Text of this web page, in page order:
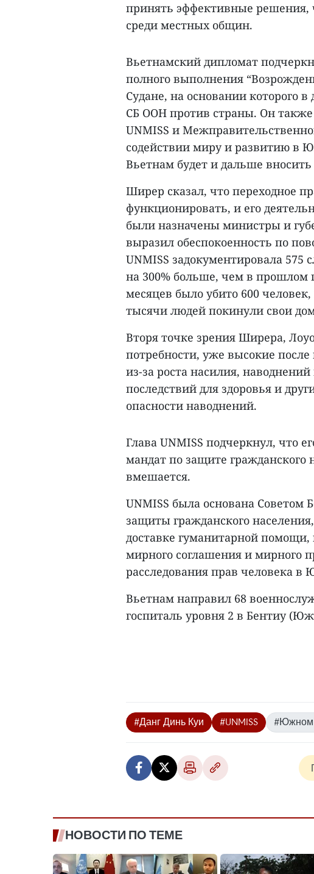
принять эффективные
среди местных общин.
Вьетнамский дипломат
полного выполнения
Судане, на основании которого
СБ ООН против страны. Он
UNMISS и
содействии миру и развитию в
Вьетнам будет и дальше вносить
Ширер сказал, что переходное
функционировать, и его
были назначены министры и
выразил обеспокоенность по
UNMISS задокументировала 575
на 300% больше, чем в прошлом
месяцев было убито 600
тысячи людей покинули свои
Вторя точке зрения Ширера,
потребности, уже высокие
из-за роста насилия,
последствий для здоровья и
опасности наводнений.
Глава UNMISS подчеркнул, что
мандат по защите гражданского
вмешается.
UNMISS была основана Советом
защиты гражданского
доставке гуманитарной
мирного соглашения и мирного
расследования прав человека в
Вьетнам направил 68
госпиталь уровня 2 в Бентиу
#Данг Динь Куи #UNMISS #Южном
НОВОСТИ ПО ТЕМЕ